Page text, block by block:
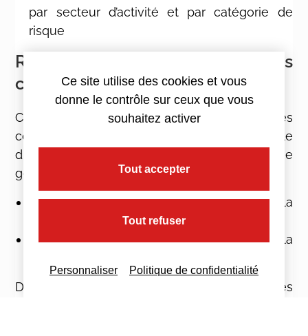
par secteur d’activité et par catégorie de
risque
Réduction générale des
cotisations et contributions
Concernant la réduction générale des
cotisations et contributions, la valeur maximale
du coefficient (« valeur T ») pour le régime
général est modifiée ainsi :
0,3191pour les employeurs soumis à la
cotisation FNAL au taux de 0,10%
0,3231pour les employeurs soumis à la
D’autres dispositions en la matière sont fixées
Ce site utilise des cookies et vous
donne le contrôle sur ceux que vous
souhaitez activer
Tout accepter
Tout refuser
Personnaliser Politique de confidentialité